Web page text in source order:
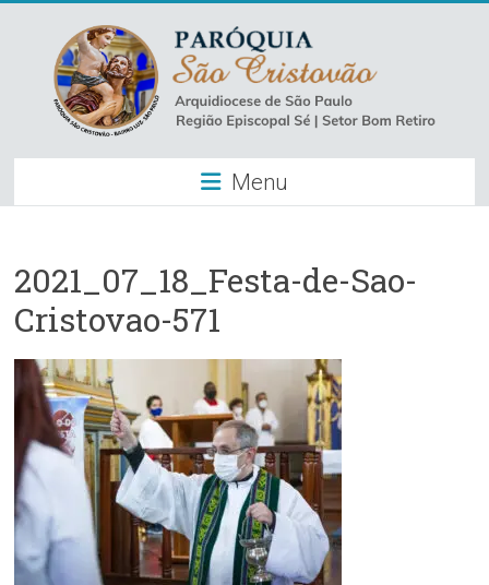
content
Paróquia
São
–
Luz
Arquidiocese
de
Paulo
–
Região
Episcopal
Sé
Menu
2021_07_18_Festa-de-Sao-
Cristovao-571